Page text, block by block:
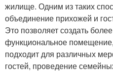
жилище. Одним из таких
объединение прихожей и
Это позволяет создать
функциональное
подходит для различных
гостей, проведение